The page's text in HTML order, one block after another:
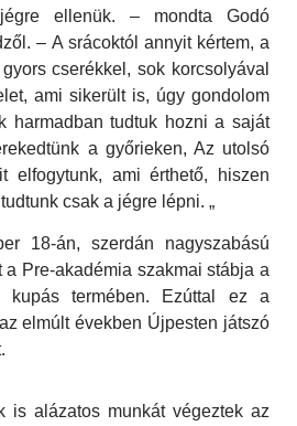
ellenük. – mondta Godó
– A srácoktól annyit kértem, a
cserékkel, sok korcsolyával
ami sikerült is, úgy gondolom
harmadban tudtuk hozni a saját
a győrieken, Az utolsó
elfogytunk, ami érthető, hiszen
csak a jégre lépni. „
18-án, szerdán nagyszabású
a Pre-akadémia szakmai stábja a
kupás termében. Ezúttal ez a
elmúlt években Újpesten játszó
is alázatos munkát végeztek az